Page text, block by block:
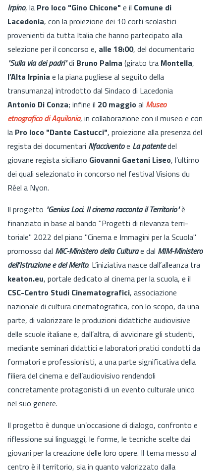
Irpino, la Pro loco "Gino Chicone" e il Comune di
Lacedonia, con la proiezione dei 10 corti scolastici
provenienti da tutta Italia che hanno partecipato alla
selezione per il concorso e, alle 18:00, del documentario
"Sulla via dei padri"di Bruno Palma (girato tra Montella,
l’Alta Irpinia e la piana pugliese al seguito della
transumanza) introdotto dal Sin­daco di Lacedonia
Antonio Di Conza; infine il 20 maggioal Museo
etnografico di Aquilonia, in collaborazione con il museo e con
la Pro loco "Dante Castucci", proiezione alla presenza del
regista dei documentari Nfacci­ventoe La patentedel
giovane regista siciliano Giovanni Gaetani Liseo, l’ultimo
dei quali selezionato in concorso nel festival Visions du
Réel a Nyon.
Il progetto "Genius Loci. Il cinema racconta il Territorio"è
finanziato in base al bando "Progetti di rilevanza terri­
toriale" 2022 del piano "Cinema e Immagini per la Scuola"
promosso dal MiC-Ministero della Culturae dal MIM-Ministe­ro
dell’Istruzione e del Merito. L’iniziativa nasce dall’alleanza tra
keaton.eu, portale dedicato al cinema per la scuola, e il
CSC-Centro Studi Cinematografici, associazione
nazionale di cultura cinematografica, con lo scopo, da una
parte, di valorizzare le produzioni didattiche audiovisive
delle scuole italiane e, dall’altra, di avvicinare gli studenti,
mediante seminari didattici e laboratori pratici condotti da
formatori e professionisti, a una parte significativa della
filiera del cinema e dell’audiovisivo rendendoli
concretamente protagonisti di un evento culturale unico
nel suo genere.
Il progetto è dunque un’occasione di dialogo, confronto e
riflessione sui linguaggi, le forme, le tecniche scelte dai
giovani per la creazione delle loro opere. Il tema messo al
centro è il territorio, sia in quanto valorizzato dalla